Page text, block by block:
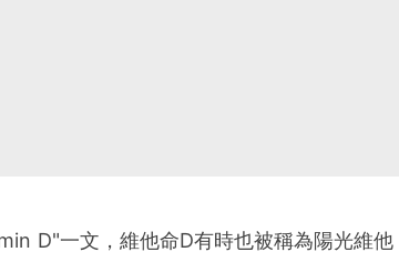
D"一文，維他命D有時也被稱為陽光維他